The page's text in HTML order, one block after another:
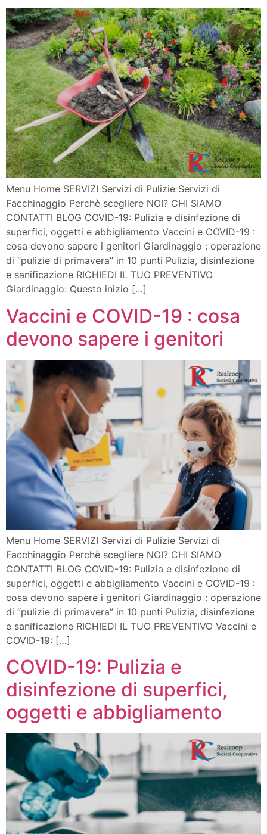
Menu Home SERVIZI Servizi di Pulizie Servizi di
Facchinaggio Perchè scegliere NOI? CHI SIAMO
CONTATTI BLOG COVID-19: Pulizia e disinfezione di
superfici, oggetti e abbigliamento Vaccini e COVID-19 :
cosa devono sapere i genitori Giardinaggio : operazione
di “pulizie di primavera” in 10 punti Pulizia, disinfezione
e sanificazione RICHIEDI IL TUO PREVENTIVO
Giardinaggio: Questo inizio […]
Vaccini e COVID-19 : cosa
devono sapere i genitori
Menu Home SERVIZI Servizi di Pulizie Servizi di
Facchinaggio Perchè scegliere NOI? CHI SIAMO
CONTATTI BLOG COVID-19: Pulizia e disinfezione di
superfici, oggetti e abbigliamento Vaccini e COVID-19 :
cosa devono sapere i genitori Giardinaggio : operazione
di “pulizie di primavera” in 10 punti Pulizia, disinfezione
e sanificazione RICHIEDI IL TUO PREVENTIVO Vaccini e
COVID-19: […]
COVID-19: Pulizia e
disinfezione di superfici,
oggetti e abbigliamento